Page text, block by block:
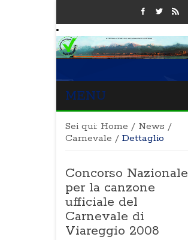
MENU
Sei qui: Home / News /
Carnevale / Dettaglio
Concorso Nazionale
per la canzone
ufficiale del
Carnevale di
Viareggio 2008